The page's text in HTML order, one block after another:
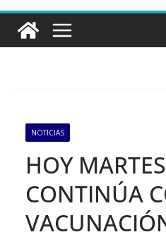
NOTICIAS
HOY
CONTINÚA